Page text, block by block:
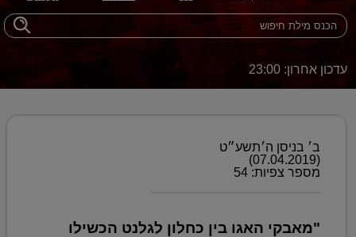
עדכון אחרון: 23:00
ב׳ בניסן ה׳תשע״ט
(07.04.2019)
מספר צפיות: 54
"מאבקי האגו בין כחלון לגלנט הכשילו